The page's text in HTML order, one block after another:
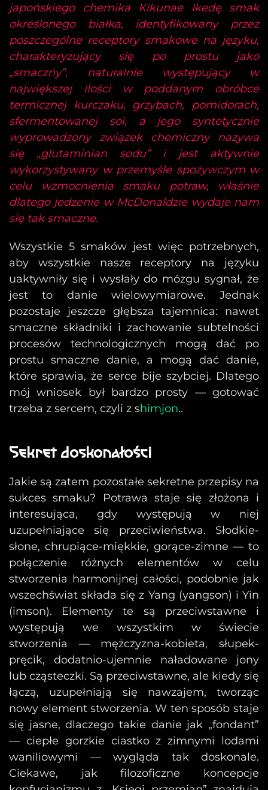
japońskiego chemika Kikunae Ikedę smak
określonego białka, identyfikowany przez
poszczególne receptory smakowe na języku,
charakteryzujący się po prostu jako
„smaczny”, naturalnie występujący w
największej ilości w poddanym obróbce
termicznej kurczaku, grzybach, pomidorach,
sfermentowanej soi, a jego syntetycznie
wyprowadzony związek chemiczny nazywa
się „glutaminian sodu” i jest aktywnie
wykorzystywany w przemyśle spożywczym w
celu wzmocnienia smaku potraw, właśnie
dlatego jedzenie w McDonaldzie wydaje nam
się tak smaczne.
Wszystkie 5 smaków jest więc potrzebnych,
aby wszystkie nasze receptory na języku
uaktywniły się i wysłały do mózgu sygnał, że
jest to danie wielowymiarowe. Jednak
pozostaje jeszcze głębsza tajemnica: nawet
smaczne składniki i zachowanie subtelności
procesów technologicznych mogą dać po
prostu smaczne danie, a mogą dać danie,
które sprawia, że serce bije szybciej. Dlatego
mój wniosek był bardzo prosty — gotować
trzeba z sercem, czyli z shimjon..
Sekret doskonałości
Jakie są zatem pozostałe sekretne przepisy na
sukces smaku? Potrawa staje się złożona i
interesująca, gdy występują w niej
uzupełniające się przeciwieństwa. Słodkie-
słone, chrupiące-miękkie, gorące-zimne — to
połączenie różnych elementów w celu
stworzenia harmonijnej całości, podobnie jak
wszechświat składa się z Yang (yangson) i Yin
(imson). Elementy te są przeciwstawne i
występują we wszystkim w świecie
stworzenia — mężczyzna-kobieta, słupek-
pręcik, dodatnio-ujemnie naładowane jony
lub cząsteczki. Są przeciwstawne, ale kiedy się
łączą, uzupełniają się nawzajem, tworząc
nowy element stworzenia. W ten sposób staje
się jasne, dlaczego takie danie jak „fondant”
— ciepłe gorzkie ciastko z zimnymi lodami
waniliowymi — wygląda tak doskonale.
Ciekawe, jak filozoficzne koncepcje